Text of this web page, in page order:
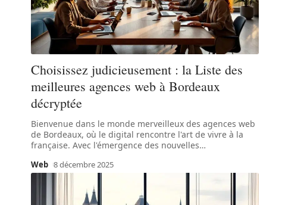
Choisissez judicieusement : la Liste des
meilleures agences web à Bordeaux
décryptée
Bienvenue dans le monde merveilleux des agences web
de Bordeaux, où le digital rencontre l'art de vivre à la
française. Avec l'émergence des nouvelles…
Web 8 décembre 2025